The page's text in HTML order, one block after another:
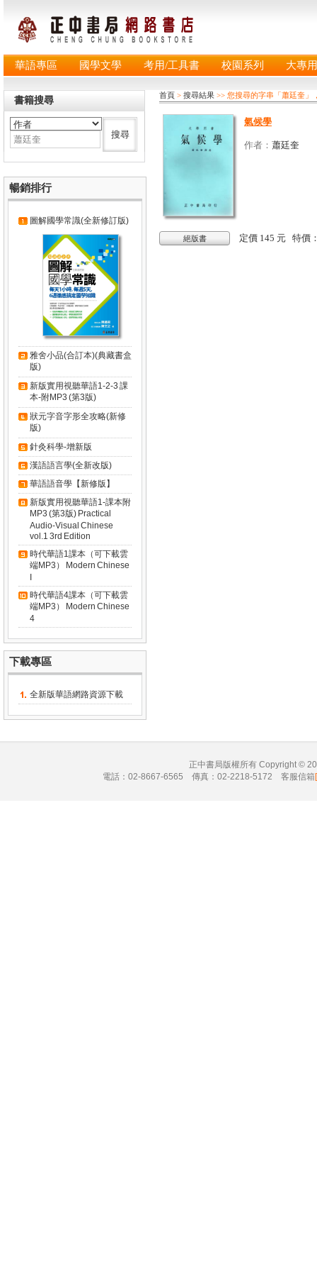
華語專區 國學文學 考用/工具書 校園系列 大專
首頁 > 搜尋結果 >> 您搜尋的字串「蕭廷奎」
氣候學
作者： 蕭廷奎
絕版書 定價 145 元 特價
書籍搜尋
暢銷排行
圖解國學常識(全新修訂版)
雅舍小品(合訂本)(典藏書盒
版)
新版實用視聽華語1-2-3 課
本-附MP3 (第3版)
狀元字音字形全攻略(新修
版)
針灸科學-增新版
漢語語言學(全新改版)
華語語音學【新修版】
新版實用視聽華語1-課本附
MP3 (第3版) Practical
Audio-Visual Chinese
vol.1 3rd Edition
時代華語1課本（可下載雲
端MP3） Modern Chinese
I
時代華語4課本（可下載雲
端MP3） Modern Chinese
4
下載專區
全新版華語網路資源下載
正中書局版權所有 Copyright ©
電話：02-8667-6565 傳真：02-2218-5172 客服信箱